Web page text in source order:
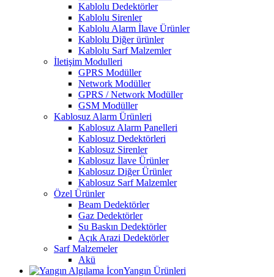
Kablolu Dedektörler
Kablolu Sirenler
Kablolu Alarm İlave Ürünler
Kablolu Diğer ürünler
Kablolu Sarf Malzemler
İletişim Modulleri
GPRS Modüller
Network Modüller
GPRS / Network Modüller
GSM Modüller
Kablosuz Alarm Ürünleri
Kablosuz Alarm Panelleri
Kablosuz Dedektörleri
Kablosuz Sirenler
Kablosuz İlave Ürünler
Kablosuz Diğer Ürünler
Kablosuz Sarf Malzemler
Özel Ürünler
Beam Dedektörler
Gaz Dedektörler
Su Baskın Dedektörler
Açık Arazi Dedektörler
Sarf Malzemeler
Akü
Yangın Ürünleri